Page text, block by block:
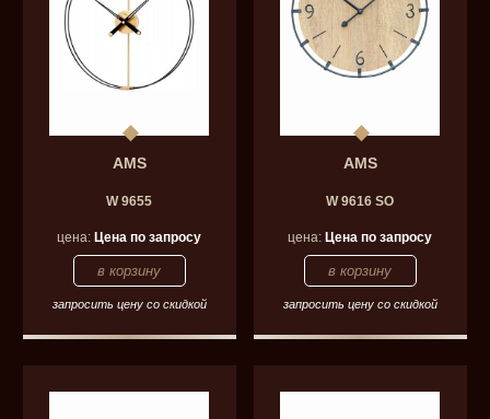
AMS
W 9655
цена:Цена по запросу
запросить цену со скидкой
AMS
W 9616 SO
цена:Цена по запросу
запросить цену со скидкой